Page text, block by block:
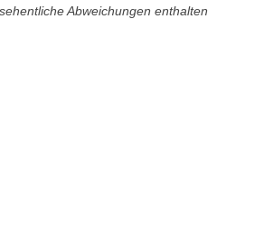
Abweichungen enthalten